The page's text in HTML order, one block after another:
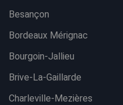
Besançon
Bordeaux Mérignac
Bourgoin-Jallieu
Brive-La-Gaillarde
Charleville-Mezières